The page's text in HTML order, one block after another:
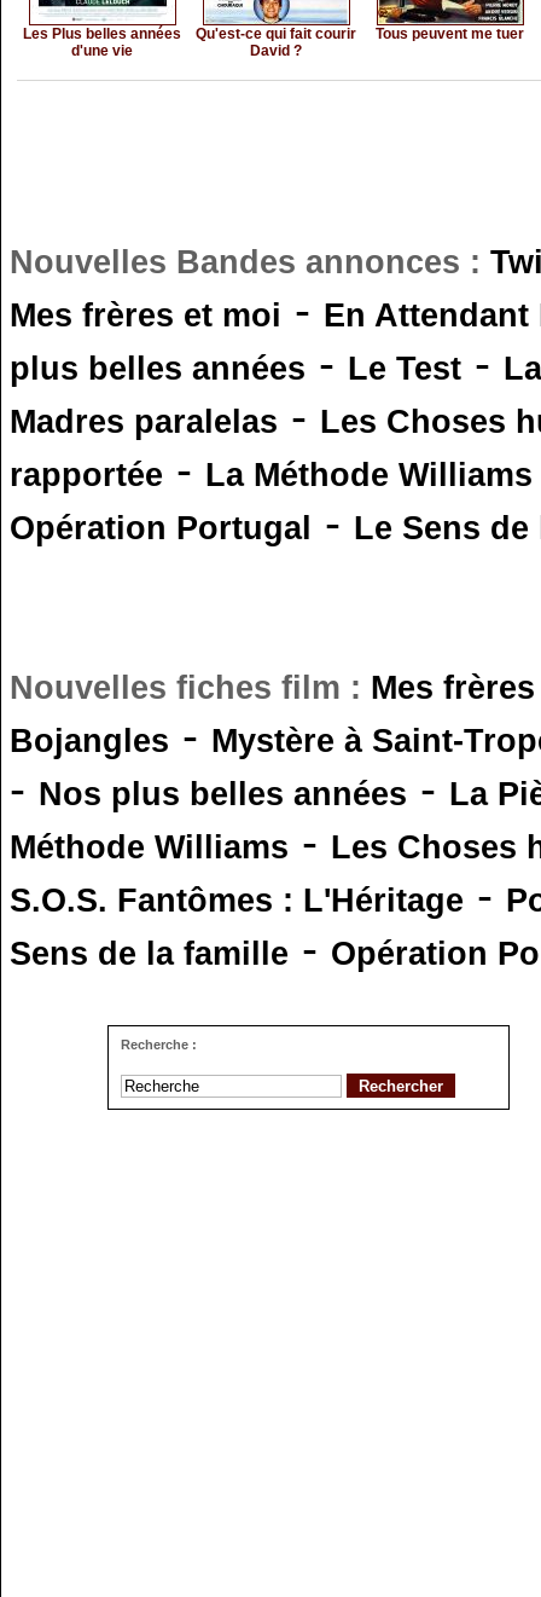
Les Plus belles années
d'une vie
Qu'est-ce qui fait courir
David ?
Tous peuvent me tuer
Nouvelles Bandes annonces :
Mes frères et moi - En
plus belles années - Le Test -
Madres paralelas - Les Choses
rapportée - La Méthode Williams
Opération Portugal - Le Sens
Nouvelles fiches film : Mes
Bojangles - Mystère à Saint-
- Nos plus belles années - La
Méthode Williams - Les Choses
S.O.S. Fantômes : L'Héritage -
Sens de la famille - Opération
Recherche :